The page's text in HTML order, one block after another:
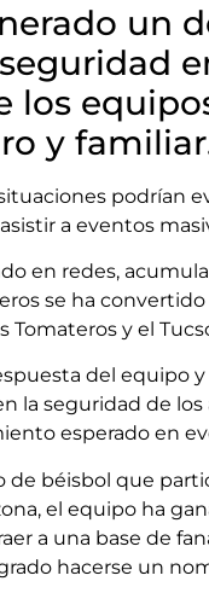
un
los
y
podrían
a eventos
en redes,
se ha
y el
del equipo
la seguridad de
esperado en
béisbol que
el equipo ha
a una base de
hacerse un